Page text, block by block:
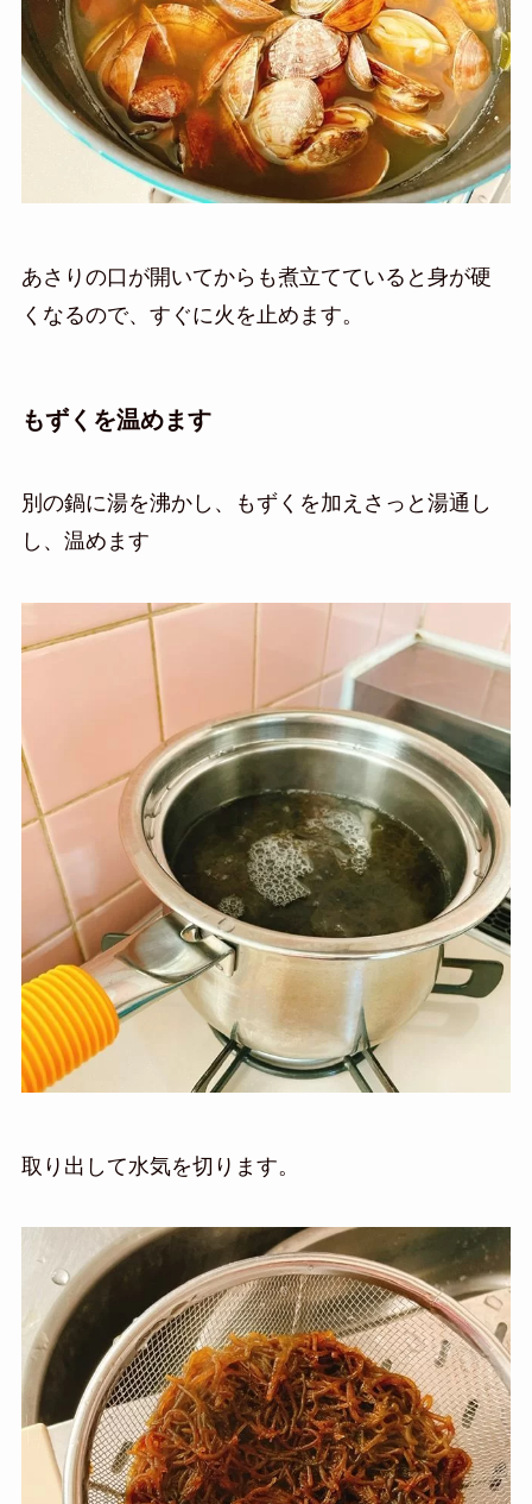
あさりの口が開いてからも煮立てていると身が硬
くなるので、すぐに火を止めます。
もずくを温めます
別の鍋に湯を沸かし、もずくを加えさっと湯通し
し、温めます
取り出して水気を切ります。